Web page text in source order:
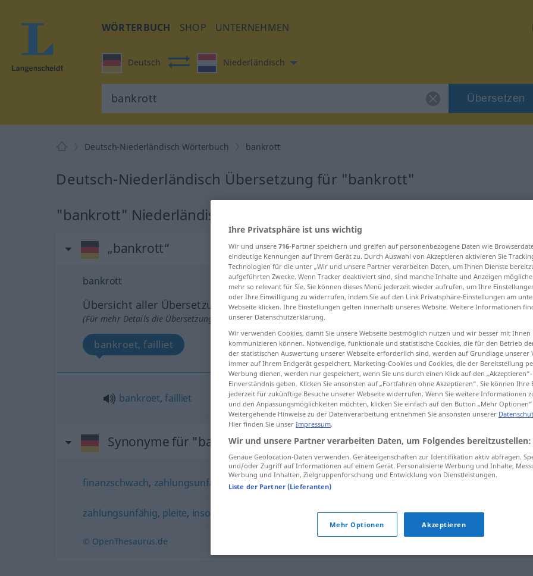
WÖRTERBUCH SHOP UNTERNEHMEN
Deutsch Niederländisch
Übersetzen
Deutsch-Niederländisch Wörterbuch bankrott
Deutsch-Niederländisch Übersetzung für "bankrott"
"bankrott" Niederländisch Übersetzung
„bankrott“
bankrott
Übersicht aller Übersetzungen
(Für mehr Details die Übersetzung anklicken/antippen)
bankroet, failliet
bankroet,failliet bankrott
Synonyme für "bankrott"
finanzschwach, zahlungsunfähig ,insolvent,pleite,mittellos blank (ugs.) abgebrannt (ugs.)
zahlungsunfähig, pleite, insolvent
© OpenThesaurus.de
Ihre Privatsphäre ist uns wichtig
Wir und unsere 716-Partner speichern und greifen auf personenbezogene Daten wie
eindeutige Kennungen auf Ihrem Gerät zu. Durch Auswahl von Akzeptieren aktivieren Sie
Technologien für die unter „Wir und unsere Partner verarbeiten Daten, um Ihnen Dienste
aufgeführten Zwecke. Wenn Tracker deaktiviert sind, sind manche Inhalte und Anzeigen
mehr so relevant für Sie. Sie können dieses Menü jederzeit wieder aufrufen, um Ihre
oder Ihre Einwilligung zu widerrufen, indem Sie auf den Link Privatsphäre-Einstellungen am
Webseite klicken. Ihre Einstellungen gelten innerhalb unseres Website. Weitere Informationen
unserer Datenschutzerklärung.
Wir verwenden Cookies, damit Sie unsere Webseite bestmöglich nutzen und wir besser mit Ihnen
kommunizieren können. Notwendige, funktionale und statistische Cookies, die für den Betrieb
der statistischen Auswertung unserer Webseite erforderlich sind, werden auf Grundlage unserer
immer auf Ihrem Endgerät gespeichert. Marketing-Cookies und Cookies, die der Bereitstellung
Werbung dienen, werden nur gespeichert, wenn Sie uns durch einen Klick auf den
Einverständnis geben. Klicken Sie ansonsten auf „Fortfahren ohne Akzeptieren“. Sie können Ihre
jederzeit für zukünftige Besuche unserer Webseite widerrufen. Wenn Sie weitere Informationen
und den Anpassungsmöglichkeiten möchten, klicken Sie einfach auf den Button „Mehr Optionen“.
Weitergehende Hinweise zu der Datenverarbeitung entnehmen Sie ansonsten unserer
Hier finden Sie unser Impressum.
Wir und unsere Partner verarbeiten Daten, um Folgendes bereitzustellen:
Genaue Geolocation-Daten verwenden. Geräteeigenschaften zur Identifikation aktiv abfragen.
und/oder Zugriff auf Informationen auf einem Gerät. Personalisierte Werbung und Inhalte,
Werbung und Inhalten, Zielgruppenforschung und Entwicklung von Dienstleistungen.
Liste der Partner (Lieferanten)
Mehr Optionen Akzeptieren